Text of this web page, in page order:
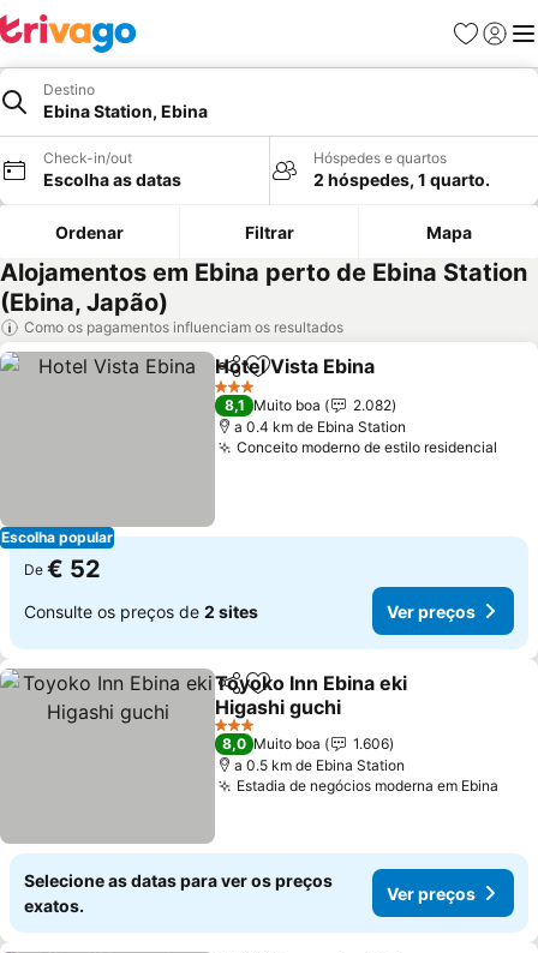
Favoritos
Iniciar
Destino
Ebina Station, Ebina
Check-in/out
Escolha as datas
Hóspedes e quartos
2 hóspedes, 1 quarto.
Ordenar Filtrar Mapa
Alojamentos em Ebina perto de Ebina Station
(Ebina, Japão)
Como os pagamentos influenciam os resultados
Escolha popular
PartilharAdicionar aos favoritos
Hotel Vista Ebina
3 Estrelas
8,1 Muito boa
2.082
a 0.4 km de Ebina Station
Conceito moderno de estilo residencial
De € 52
Consulte os preços de 2 sites Ver preços
PartilharAdicionar aos favoritos
Toyoko Inn Ebina eki
Higashi guchi
Ver preços
3 Estrelas
8,0 Muito boa
1.606
a 0.5 km de Ebina Station
Estadia de negócios moderna em Ebina
Selecione as datas para ver os preços
exatos.
Ver preços